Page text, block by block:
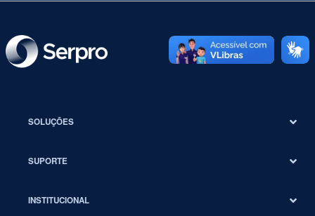
SOLUÇÕES
SUPORTE
INSTITUCIONAL